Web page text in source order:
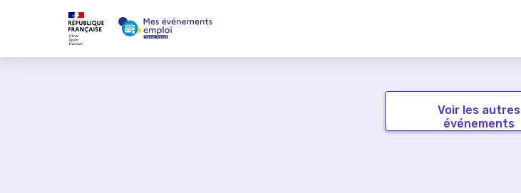
Voir les autres
événements